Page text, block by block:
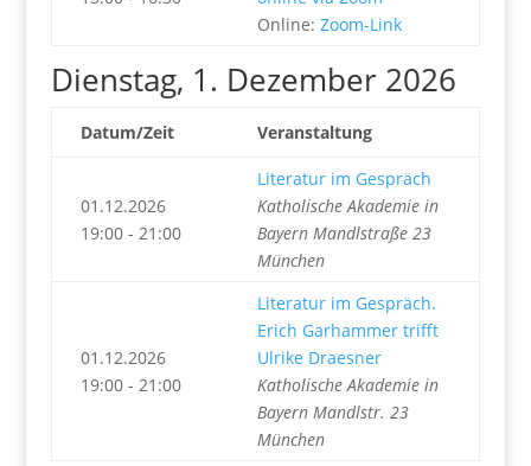
Online: Zoom-Link
Dienstag, 1. Dezember 2026
Datum/Zeit Veranstaltung
01.12.2026
19:00 - 21:00
Literatur im Gespräch
Katholische Akademie in
Bayern Mandlstraße 23
München
01.12.2026
19:00 - 21:00
Literatur im Gespräch.
Erich Garhammer trifft
Ulrike Draesner
Katholische Akademie in
Bayern Mandlstr. 23
München